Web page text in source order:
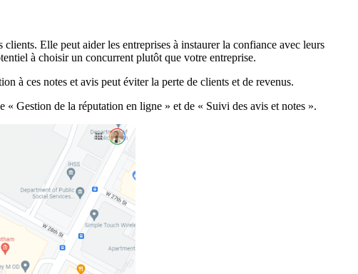
Elle peut aider les entreprises à instaurer la confiance avec leurs
à choisir un concurrent plutôt que votre entreprise.
à ces notes et avis peut éviter la perte de clients et de revenus.
Gestion de la réputation en ligne » et de « Suivi des avis et notes ».